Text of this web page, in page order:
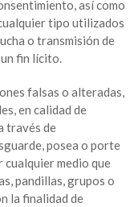
así como
tipo utilizados
o transmisión de
fin lícito.
falsas o alteradas,
en calidad de
través de
posea o porte
cualquier medio que
pandillas, grupos o
la finalidad de